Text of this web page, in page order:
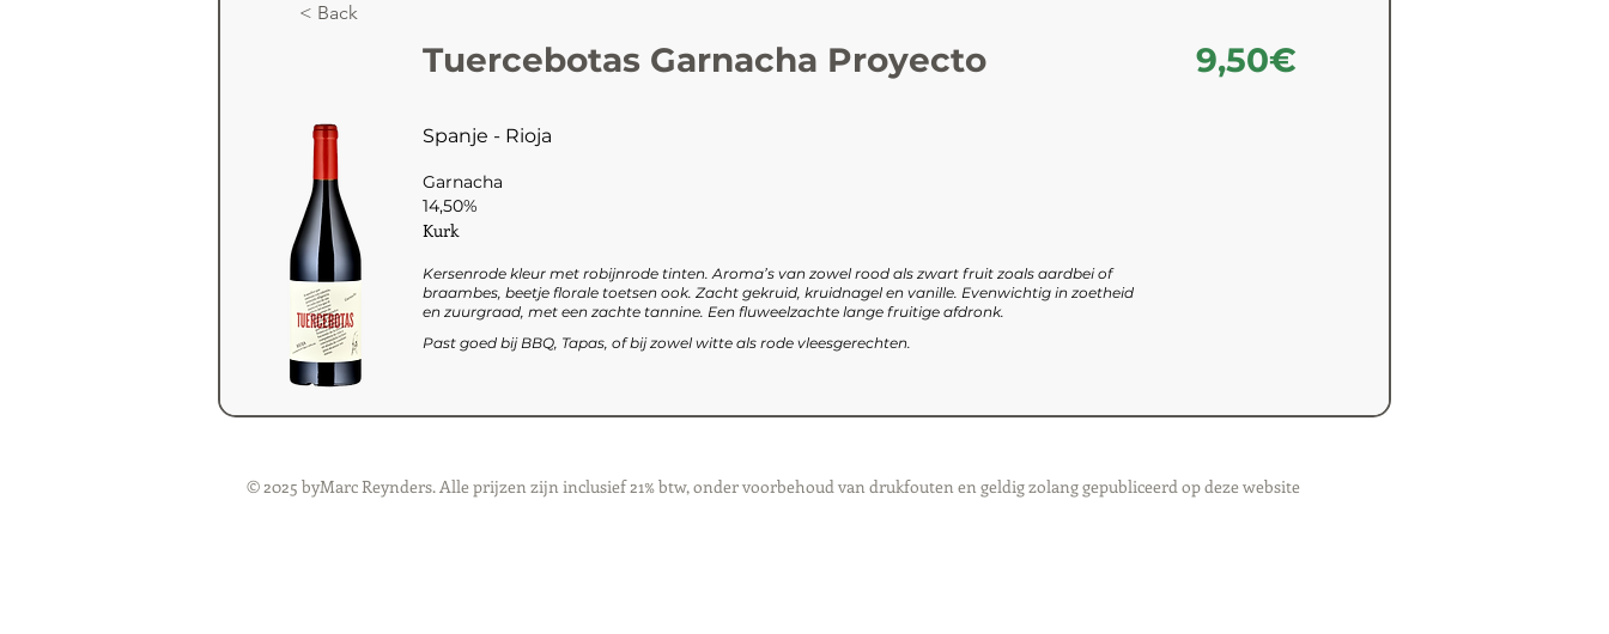
< Back
Tuercebotas Garnacha Proyecto
Spanje - Rioja
9,50€
Garnacha
14,50%
Kurk
Kersenrode kleur met robijnrode tinten. Aroma’s van zowel rood als zwart fruit zoals aardbei of
braambes, beetje florale toetsen ook. Zacht gekruid, kruidnagel en vanille. Evenwichtig in zoetheid
en zuurgraad, met een zachte tannine. Een fluweelzachte lange fruitige afdronk.
Past goed bij BBQ, Tapas, of bij zowel witte als rode vleesgerechten.
© 2025 byMarc Reynders. Alle prijzen zijn inclusief 21% btw, onder voorbehoud van drukfouten en geldig zolang gepubliceerd op deze website